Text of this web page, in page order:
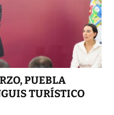
PUEBLA
TURÍSTICO